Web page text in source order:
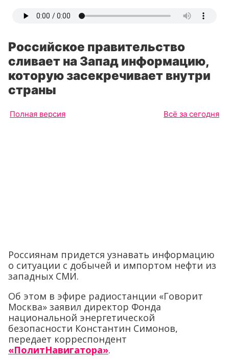
Российское правительство
сливает на Запад информацию,
которую засекречивает внутри
страны
Полная версия Всё за сегодня
Россиянам придется узнавать информацию
о ситуации с добычей и импортом нефти из
западных СМИ.
Об этом в эфире радиостанции «Говорит
Москва» заявил директор Фонда
национальной энергетической
безопасности Константин Симонов,
передает корреспондент
«ПолитНавигатора».